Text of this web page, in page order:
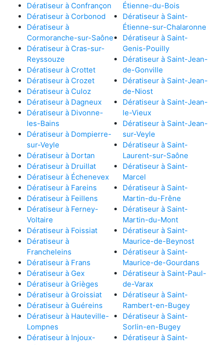
Dératiseur à Confrançon
Dératiseur à Corbonod
Dératiseur à
Cormoranche-sur-Saône
Dératiseur à Cras-sur-
Reyssouze
Dératiseur à Crottet
Dératiseur à Crozet
Dératiseur à Culoz
Dératiseur à Dagneux
Dératiseur à Divonne-
les-Bains
Dératiseur à Dompierre-
sur-Veyle
Dératiseur à Dortan
Dératiseur à Druillat
Dératiseur à Échenevex
Dératiseur à Fareins
Dératiseur à Feillens
Dératiseur à Ferney-
Voltaire
Dératiseur à Foissiat
Dératiseur à
Francheleins
Dératiseur à Frans
Dératiseur à Gex
Dératiseur à Grièges
Dératiseur à Groissiat
Dératiseur à Guéreins
Dératiseur à Hauteville-
Lompnes
Dératiseur à Injoux-
Étienne-du-Bois
Dératiseur à Saint-
Étienne-sur-Chalaronne
Dératiseur à Saint-
Genis-Pouilly
Dératiseur à Saint-Jean-
de-Gonville
Dératiseur à Saint-Jean-
de-Niost
Dératiseur à Saint-Jean-
le-Vieux
Dératiseur à Saint-Jean-
sur-Veyle
Dératiseur à Saint-
Laurent-sur-Saône
Dératiseur à Saint-
Marcel
Dératiseur à Saint-
Martin-du-Frêne
Dératiseur à Saint-
Martin-du-Mont
Dératiseur à Saint-
Maurice-de-Beynost
Dératiseur à Saint-
Maurice-de-Gourdans
Dératiseur à Saint-Paul-
de-Varax
Dératiseur à Saint-
Rambert-en-Bugey
Dératiseur à Saint-
Sorlin-en-Bugey
Dératiseur à Saint-